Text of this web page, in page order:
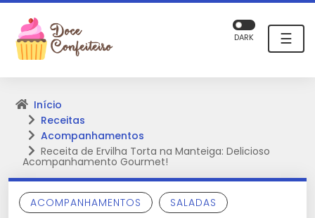
☰
DARK
Início
Receitas
Acompanhamentos
Receita de Ervilha Torta na Manteiga: Delicioso
Acompanhamento Gourmet!
ACOMPANHAMENTOS SALADAS